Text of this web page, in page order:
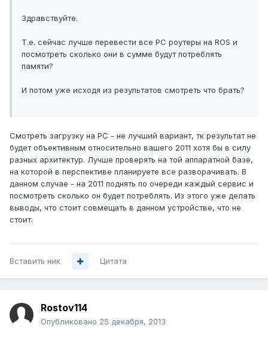
Здравствуйте.
Т.е. сейчас лучше перевести все PC роутеры на ROS и
посмотреть сколько они в сумме будут потреблять
памяти?
И потом уже исходя из результатов смотреть что брать?
Смотреть загрузку на PC - не лучший вариант, тк результат не
будет объективным относительно вашего 2011 хотя бы в силу
разных архитектур. Лучше проверять на той аппаратной базе,
на которой в перспективе планируете все разворачивать. В
данном случае - на 2011 поднять по очереди каждый сервис и
посмотреть сколько он будет потреблять. Из этого уже делать
выводы, что стоит совмещать в данном устройстве, что не
стоит.
Вставить ник Цитата
Rostov114
Опубликовано 25 декабря, 2013